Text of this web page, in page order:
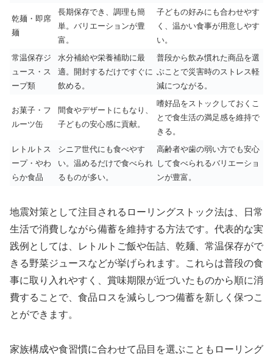
乾麺・即席
麺
長期保存でき、調理も簡
単。バリエーションが豊
富。
子どもの好みにも合わせやす
く、温かい食事が用意しやす
い。
常温保存ジ
ュース・ス
ープ類
水分補給や栄養補助に最
適。開封するだけですぐに
飲める。
普段から飲み慣れた商品を選
ぶことで災害時のストレス軽
減につながる。
お菓子・フ
ルーツ缶
間食やデザートにもなり、
子どもの安心感に貢献。
嗜好品をストックしておくこ
とで食生活の満足感を維持で
きる。
レトルトス
ープ・やわ
らか食品
シニア世代にも食べやす
い。温めるだけで食べられ
るものが多い。
高齢者や歯の弱い方でも安心
して食べられるバリエーショ
ンが豊富。
地震対策として注目されるローリングストック法は、日常
生活で消費しながら備蓄を維持する方法です。代表的な実
践例としては、レトルトご飯や缶詰、乾麺、常温保存がで
きる野菜ジュースなどが挙げられます。これらは普段の食
事に取り入れやすく、賞味期限が近づいたものから順に消
費することで、食品ロスを減らしつつ備蓄を新しく保つこ
とができます。
家族構成や食習慣に合わせて品目を選ぶこともローリング